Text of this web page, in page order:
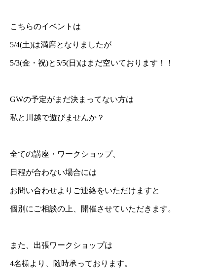
こちらのイベントは
5/4(土)は満席となりましたが
⁡5/3(金・祝)と5/5(日)はまだ空いております！！
GWの予定がまだ決まってない方は
私と川越で遊びませんか？
全ての講座・ワークショップ、
日程が合わない場合には
お問い合わせよりご連絡をいただけますと
個別にご相談の上、開催させていただきます。
また、出張ワークショップは
4名様より、随時承っております。